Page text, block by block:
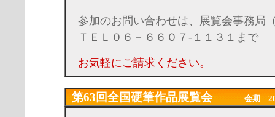
参加のお問い合わせは、展覧会事務局
ＴＥＬ０６－６６０７-１１３１まで
お気軽にご請求ください。
第63回全国硬筆作品展覧会会期 2020年